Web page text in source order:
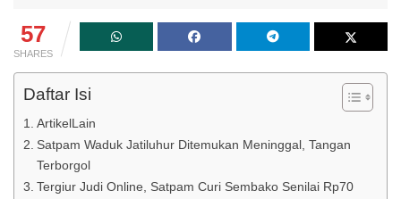
57
SHARES
Daftar Isi
ArtikelLain
Satpam Waduk Jatiluhur Ditemukan Meninggal, Tangan
Terborgol
Tergiur Judi Online, Satpam Curi Sembako Senilai Rp70